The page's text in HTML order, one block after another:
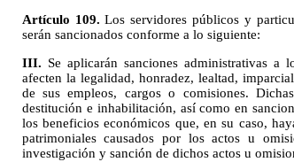
Artículo 109. Los servidores públicos y
serán sancionados conforme a lo siguiente:
III. Se aplicarán sanciones administrativas
afecten la legalidad, honradez, lealtad,
de sus empleos, cargos o comisiones.
destitución e inhabilitación, así como en
los beneficios económicos que, en su caso,
patrimoniales causados por los actos u
investigación y sanción de dichos actos u